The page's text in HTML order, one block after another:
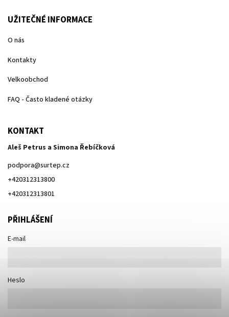
UŽITEČNÉ INFORMACE
O nás
Kontakty
Velkoobchod
FAQ - Často kladené otázky
KONTAKT
Aleš Petrus a Simona Řebíčková
podpora@surtep.cz
+420312313800
+420312313801
PŘIHLÁŠENÍ
E-mail
Heslo